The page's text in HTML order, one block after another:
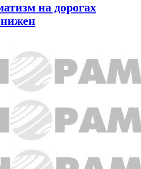
на дорогах